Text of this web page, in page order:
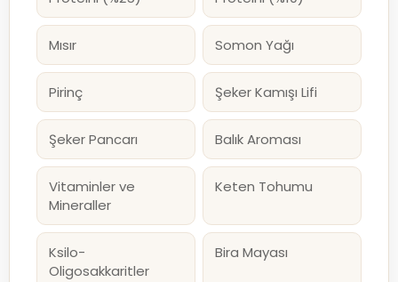
Mısır Somon Yağı
Pirinç Şeker Kamışı Lifi
Şeker Pancarı Balık Aroması
Vitaminler ve
Mineraller
Keten Tohumu
Ksilo-
Oligosakkaritler
Bira Mayası